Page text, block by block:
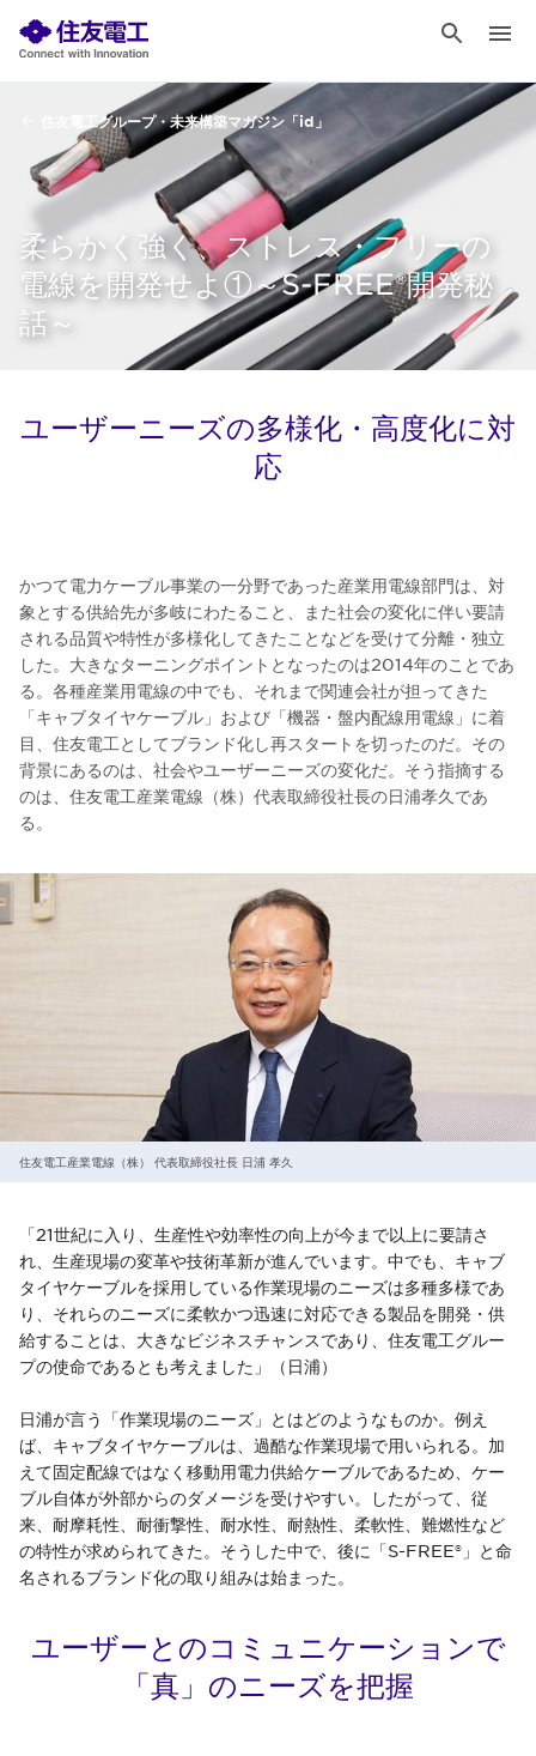
住友電工グループ・未来構築マガジン「id」
柔らかく強く、ストレス・フリーの
電線を開発せよ①～S-FREE®開発秘
話～
ユーザーニーズの多様化・高度化に対
応
かつて電力ケーブル事業の一分野であった産業用電線部門は、対
象とする供給先が多岐にわたること、また社会の変化に伴い要請
される品質や特性が多様化してきたことなどを受けて分離・独立
した。大きなターニングポイントとなったのは2014年のことであ
る。各種産業用電線の中でも、それまで関連会社が担ってきた
「キャブタイヤケーブル」および「機器・盤内配線用電線」に着
目、住友電工としてブランド化し再スタートを切ったのだ。その
背景にあるのは、社会やユーザーニーズの変化だ。そう指摘する
のは、住友電工産業電線（株）代表取締役社長の日浦孝久であ
る。
住友電工産業電線（株） 代表取締役社長 日浦 孝久
「21世紀に入り、生産性や効率性の向上が今まで以上に要請さ
れ、生産現場の変革や技術革新が進んでいます。中でも、キャブ
タイヤケーブルを採用している作業現場のニーズは多種多様であ
り、それらのニーズに柔軟かつ迅速に対応できる製品を開発・供
給することは、大きなビジネスチャンスであり、住友電工グルー
プの使命であるとも考えました」（日浦）
日浦が言う「作業現場のニーズ」とはどのようなものか。例え
ば、キャブタイヤケーブルは、過酷な作業現場で用いられる。加
えて固定配線ではなく移動用電力供給ケーブルであるため、ケー
ブル自体が外部からのダメージを受けやすい。したがって、従
来、耐摩耗性、耐衝撃性、耐水性、耐熱性、柔軟性、難燃性など
の特性が求められてきた。そうした中で、後に「S-FREE®」と命
名されるブランド化の取り組みは始まった。
ユーザーとのコミュニケーションで
「真」のニーズを把握